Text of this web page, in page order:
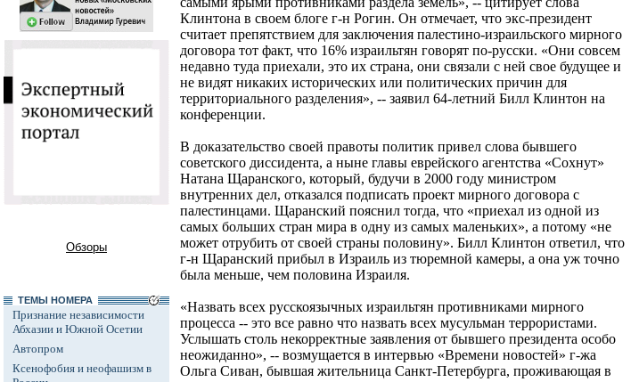
Обзоры
ТЕМЫ НОМЕРА
Признание независимости
Абхазии и Южной Осетии
Автопром
Ксенофобия и неофашизм в
Клинтона в своем блоге г-н Рогин. Он отмечает, что экс-президент
считает препятствием для заключения палестино-израильского мирного
договора тот факт, что 16% израильтян говорят по-русски. «Они совсем
недавно туда приехали, это их страна, они связали с ней свое будущее и
не видят никаких исторических или политических причин для
территориального разделения», -- заявил 64-летний Билл Клинтон на
конференции.
В доказательство своей правоты политик привел слова бывшего
советского диссидента, а ныне главы еврейского агентства «Сохнут»
Натана Щаранского, который, будучи в 2000 году министром
внутренних дел, отказался подписать проект мирного договора с
палестинцами. Щаранский пояснил тогда, что «приехал из одной из
самых больших стран мира в одну из самых маленьких», а потому «не
может отрубить от своей страны половину». Билл Клинтон ответил, что
г-н Щаранский прибыл в Израиль из тюремной камеры, а она уж точно
была меньше, чем половина Израиля.
«Назвать всех русскоязычных израильтян противниками мирного
процесса -- это все равно что назвать всех мусульман террористами.
Услышать столь некорректные заявления от бывшего президента особо
неожиданно», -- возмущается в интервью «Времени новостей» г-жа
Ольга Сиван, бывшая жительница Санкт-Петербурга, проживающая в